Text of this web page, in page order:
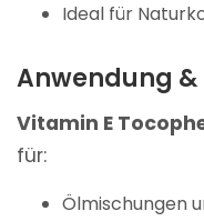
Ideal für
Anwendung
Vitamin E
für:
Ölmischungen